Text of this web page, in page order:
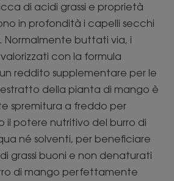
di acidi grassi e proprietà
in profondità i capelli secchi
Normalmente buttati via, i
con la formula
reddito supplementare per le
della pianta di mango è
spremitura a freddo per
potere nutritivo del burro di
né solventi, per beneficiare
grassi buoni e non denaturati
di mango perfettamente